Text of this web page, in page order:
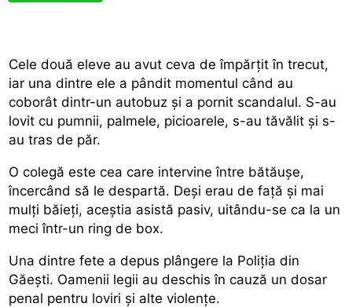
Cele două eleve au avut ceva de împărțit în trecut,
iar una dintre ele a pândit momentul când au
coborât dintr-un autobuz și a pornit scandalul. S-au
lovit cu pumnii, palmele, picioarele, s-au tăvălit și s-
au tras de păr.
O colegă este cea care intervine între bătăușe,
încercând să le despartă. Deși erau de față și mai
mulți băieți, aceștia asistă pasiv, uitându-se ca la un
meci într-un ring de box.
Una dintre fete a depus plângere la Poliția din
Găești. Oamenii legii au deschis în cauză un dosar
penal pentru loviri și alte violențe.